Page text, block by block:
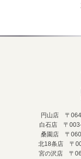
円山店 〒
白石店 〒003-
桑園店 〒
北18条店 〒
宮の沢店 〒